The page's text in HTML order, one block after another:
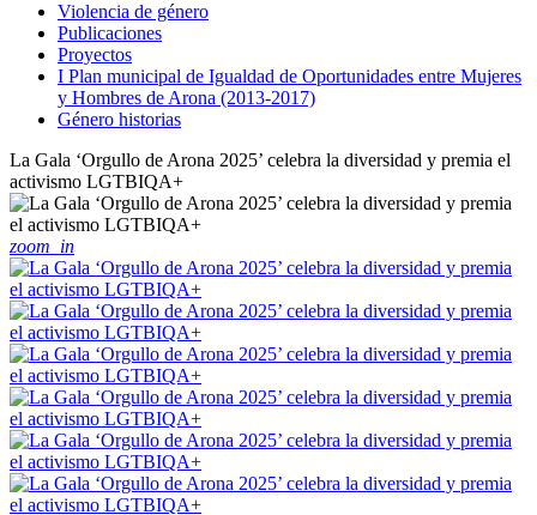
Violencia de género
Publicaciones
Proyectos
I Plan municipal de Igualdad de Oportunidades entre Mujeres
y Hombres de Arona (2013-2017)
Género historias
La Gala ‘Orgullo de Arona 2025’ celebra la diversidad y premia el
activismo LGTBIQA+
zoom_in